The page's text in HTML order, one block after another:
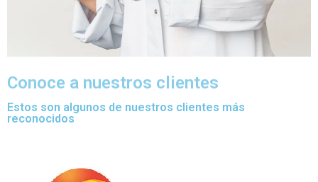
Conoce a nuestros clientes
Estos son algunos de nuestros clientes más
reconocidos